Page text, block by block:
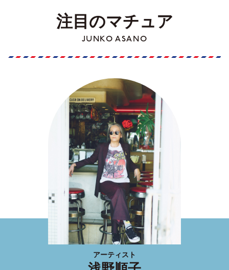
注目のマチュア
JUNKO ASANO
アーティスト